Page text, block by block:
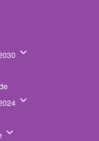
Menschen
Unternavigation von
Unternavigation von
Unternavigation von